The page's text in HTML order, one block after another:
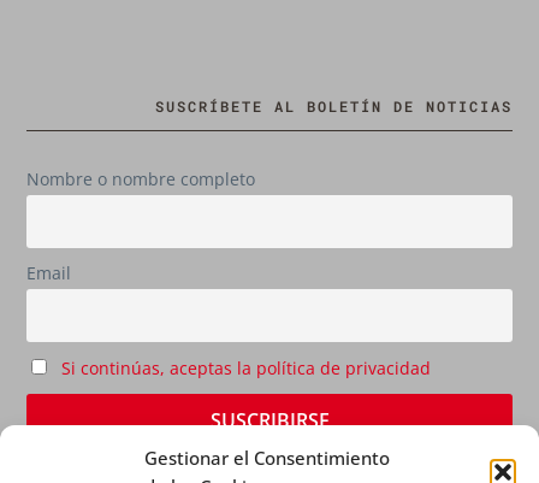
Gestionar el Consentimiento
SUSCRÍBETE AL BOLETÍN DE NOTICIAS
Nombre o nombre completo
Email
Si continúas, aceptas la política de privacidad